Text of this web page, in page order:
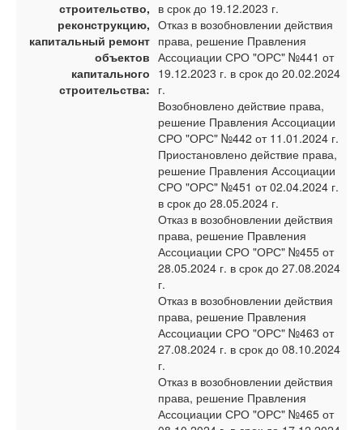
строительство,
реконструкцию,
капитальный ремонт
объектов
капитального
строительства:
в срок до 19.12.2023 г.
Отказ в возобновлении действия
права, решение Правления
Ассоциации СРО "ОРС" №441 от
19.12.2023 г. в срок до 20.02.2024
г.
Возобновлено действие права,
решение Правления Ассоциации
СРО "ОРС" №442 от 11.01.2024 г.
Приостановлено действие права,
решение Правления Ассоциации
СРО "ОРС" №451 от 02.04.2024 г.
в срок до 28.05.2024 г.
Отказ в возобновлении действия
права, решение Правления
Ассоциации СРО "ОРС" №455 от
28.05.2024 г. в срок до 27.08.2024
г.
Отказ в возобновлении действия
права, решение Правления
Ассоциации СРО "ОРС" №463 от
27.08.2024 г. в срок до 08.10.2024
г.
Отказ в возобновлении действия
права, решение Правления
Ассоциации СРО "ОРС" №465 от